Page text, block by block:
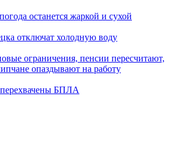
останется жаркой и сухой
отключат холодную воду
ограничения, пенсии пересчитают,
опаздывают на работу
БПЛА